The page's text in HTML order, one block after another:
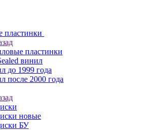
пластинки
пластинки
винил
до 1999 года
после 2000 года
новые
БУ